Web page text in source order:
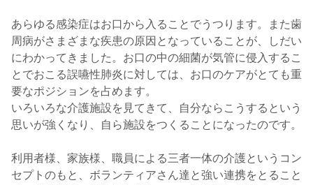
あらゆる感染症はお口から入ることでうつります。また歯
周病がさまざまな疾患の原因となっていることが、しだい
にわかってきました。お口の中の細菌が気管に侵入するこ
とでおこる誤嚥性肺炎に対しては、お口のケアがとても重
要なポジションを占めます。
いろいろな介護施設を見てきて、自分ならこうするという
思いが強くなり、自ら施設をつくることになったのです。
利用者様、家族様、職員による三者一体の介護というコン
セプトのもと、ボランティアさん達と強い連携をとること